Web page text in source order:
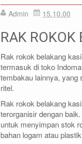
Admin 15.10.00
RAK
Rak rokok belakang
termasuk di toko
tembakau lainnya, yang
ritel.
Rak rokok belakang
terorganisir dengan
untuk menyimpan stok
bahan logam atau
0812-9678-